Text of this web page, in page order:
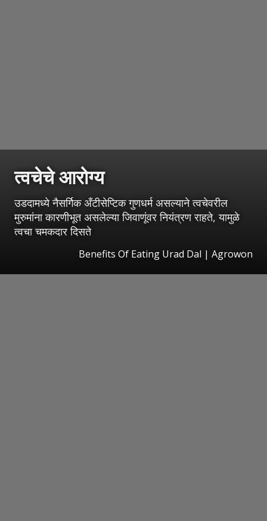
त्वचेचे आरोग्य
उडदामध्ये नैसर्गिक अँटीसेप्टिक गुणधर्म असल्याने त्वचेवरील
मुरुमांना कारणीभूत असलेल्या जिवाणूंवर नियंत्रण राहते, यामुळे
त्वचा चमकदार दिसते
Benefits Of Eating Urad Dal | Agrowon